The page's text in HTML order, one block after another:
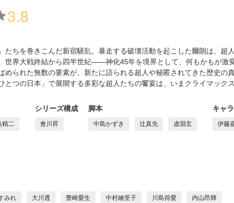
3.8
たちを巻きこんだ新宿騒乱。暴走する破壊活動を起こした爾朗は、超
世界大戦終結から四半世紀――神化45年を境界として、何もかもが激
められた無数の要素が、新たに語られる超人や秘匿されてきた歴史の
とつの日本」で展開する多彩な超人たちの饗宴は、いまクライマック
精二
シリーズ構成
會川昇
脚本
中島かずき 辻真先 虚淵玄
キャ
伊藤
みれ 大川透 豊崎愛生 中村繪里子 川島得愛 内山昂輝